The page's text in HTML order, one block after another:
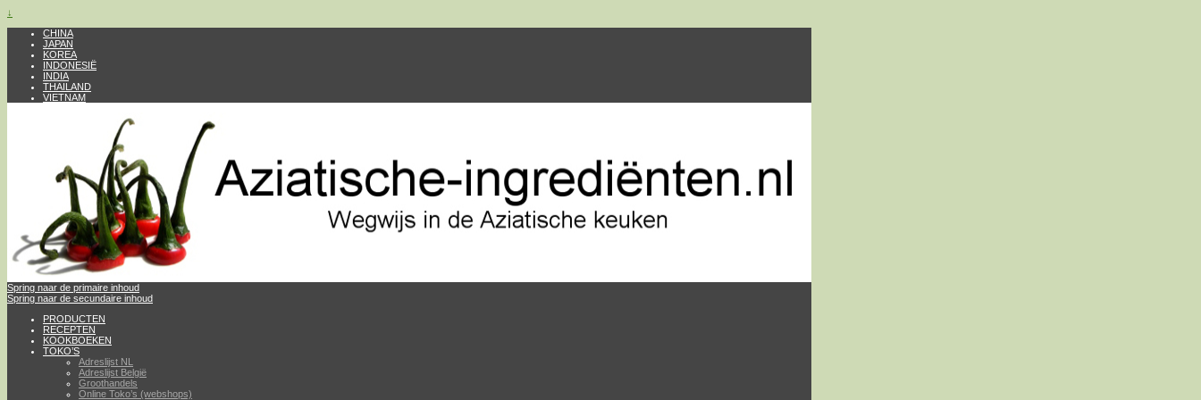
↓
CHINA
JAPAN
KOREA
INDONESIË
INDIA
THAILAND
VIETNAM
Spring naar de primaire inhoud
Spring naar de secundaire inhoud
PRODUCTEN
RECEPTEN
KOOKBOEKEN
TOKO’S
Adreslijst NL
Adreslijst België
Groothandels
Online Toko’s (webshops)